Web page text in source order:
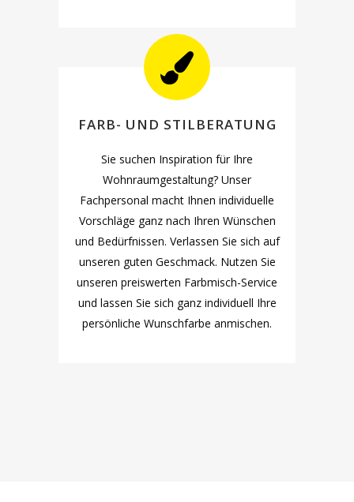
FARB- UND STILBERATUNG
Sie suchen Inspiration für Ihre
Wohnraumgestaltung? Unser
Fachpersonal macht Ihnen individuelle
Vorschläge ganz nach Ihren Wünschen
und Bedürfnissen. Verlassen Sie sich auf
unseren guten Geschmack. Nutzen Sie
unseren preiswerten Farbmisch-Service
und lassen Sie sich ganz individuell Ihre
persönliche Wunschfarbe anmischen.